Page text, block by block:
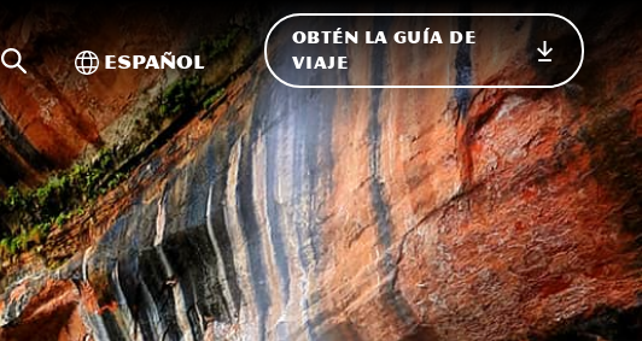
Búsqueda en el sitio
Alternar Internacional
Español
OBTÉN LA GUÍA DE
VIAJE